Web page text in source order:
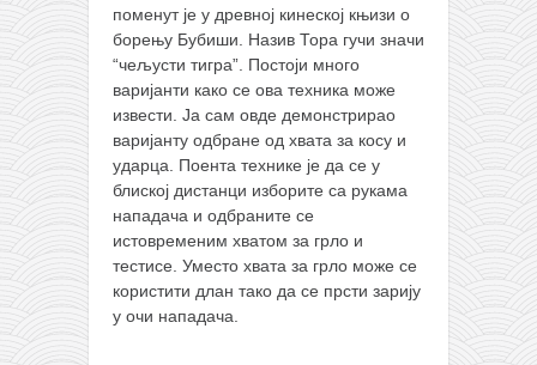
поменут је у древној кинеској књизи о
борењу Бубиши. Назив Тора гучи значи
“чељусти тигра”. Постоји много
варијанти како се ова техника може
извести. Ја сам овде демонстрирао
варијанту одбране од хвата за косу и
ударца. Поента технике је да се у
блиској дистанци изборите са рукама
нападача и одбраните се
истовременим хватом за грло и
тестисе. Уместо хвата за грло може се
користити длан тако да се прсти зарију
у очи нападача.